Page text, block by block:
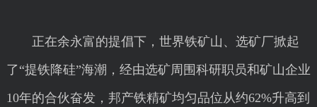
正在余永富的提倡下，世界铁矿山、选矿厂掀起
了“提铁降硅”海潮，经由选矿周围科研职员和矿山企业
10年的合伙奋发，邦产铁精矿均匀品位从约62%升高到